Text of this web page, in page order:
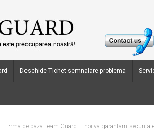
Deschide Tichet semnalare problema
Firma de paza Team Guard – noi va garantam